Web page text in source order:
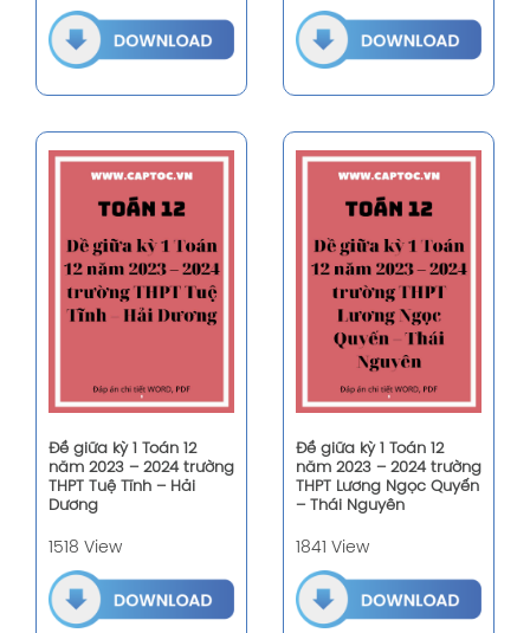
Đề giữa kỳ 1 Toán 12
năm 2023 – 2024 trường
THPT Tuệ Tĩnh – Hải
Dương
1518 View
Đề giữa kỳ 1 Toán 12
năm 2023 – 2024 trường
THPT Lương Ngọc Quyến
– Thái Nguyên
1841 View